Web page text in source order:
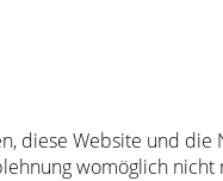
diese Website und die
womöglich